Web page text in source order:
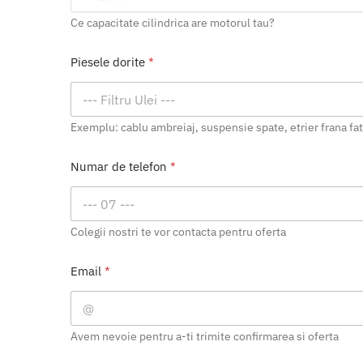
Ce capacitate cilindrica are motorul tau?
Piesele dorite *
Exemplu: cablu ambreiaj, suspensie spate, etrier frana
Numar de telefon *
Colegii nostri te vor contacta pentru oferta
Email *
Avem nevoie pentru a-ti trimite confirmarea si oferta